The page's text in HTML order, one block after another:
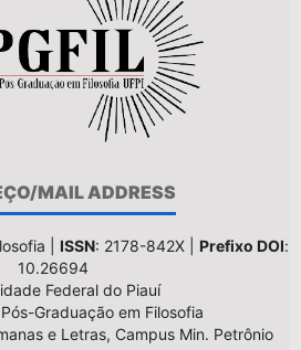
MAIL ADDRESS
| ISSN: 2178-842X | Prefixo DOI:
10.26694
Federal do Piauí
Graduação em Filosofia
e Letras, Campus Min. Petrônio